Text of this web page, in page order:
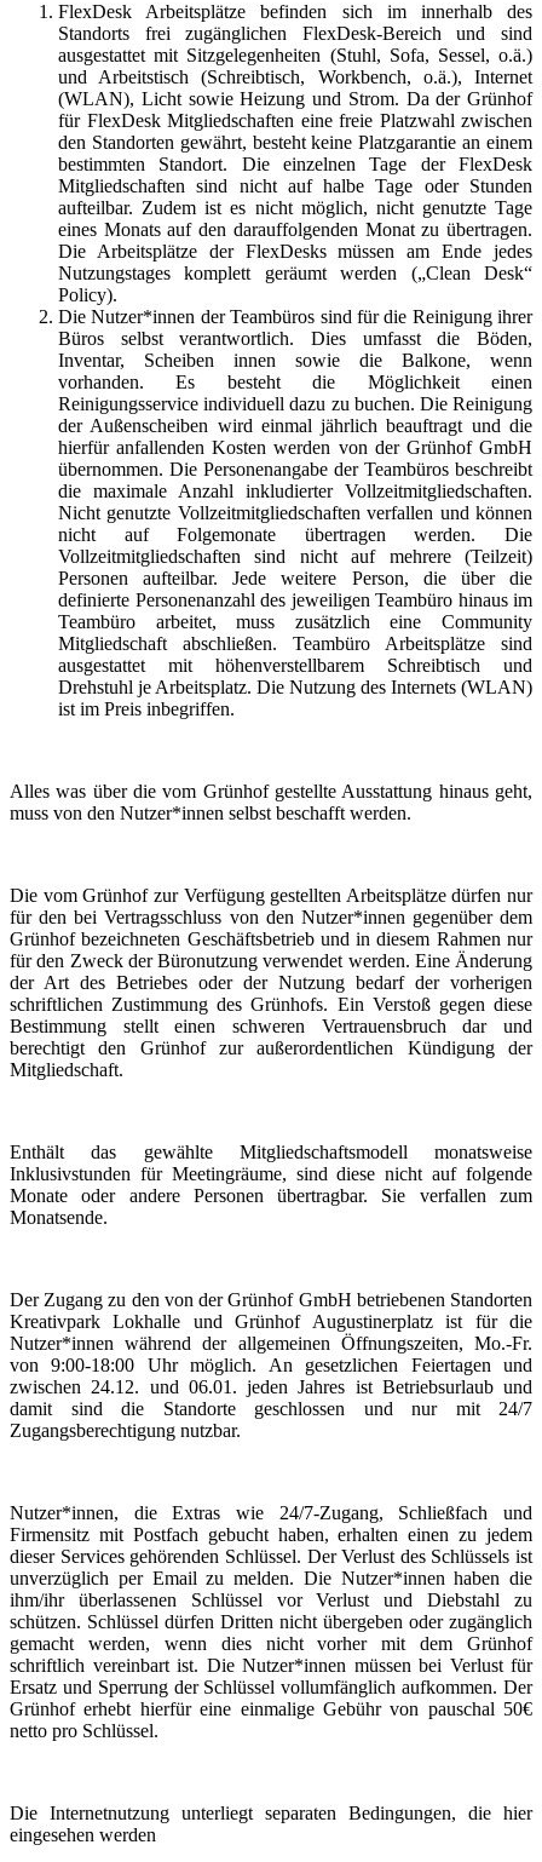
FlexDesk Arbeitsplätze befinden sich im innerhalb des
Standorts frei zugänglichen FlexDesk-Bereich und sind
ausgestattet mit Sitzgelegenheiten (Stuhl, Sofa, Sessel, o.ä.)
und Arbeitstisch (Schreibtisch, Workbench, o.ä.), Internet
(WLAN), Licht sowie Heizung und Strom. Da der Grünhof
für FlexDesk Mitgliedschaften eine freie Platzwahl zwischen
den Standorten gewährt, besteht keine Platzgarantie an einem
bestimmten Standort. Die einzelnen Tage der FlexDesk
Mitgliedschaften sind nicht auf halbe Tage oder Stunden
aufteilbar. Zudem ist es nicht möglich, nicht genutzte Tage
eines Monats auf den darauffolgenden Monat zu übertragen.
Die Arbeitsplätze der FlexDesks müssen am Ende jedes
Nutzungstages komplett geräumt werden („Clean Desk“
Policy).
Die Nutzer*innen der Teambüros sind für die Reinigung ihrer
Büros selbst verantwortlich. Dies umfasst die Böden,
Inventar, Scheiben innen sowie die Balkone, wenn
vorhanden. Es besteht die Möglichkeit einen
Reinigungsservice individuell dazu zu buchen. Die Reinigung
der Außenscheiben wird einmal jährlich beauftragt und die
hierfür anfallenden Kosten werden von der Grünhof GmbH
übernommen. Die Personenangabe der Teambüros beschreibt
die maximale Anzahl inkludierter Vollzeitmitgliedschaften.
Nicht genutzte Vollzeitmitgliedschaften verfallen und können
nicht auf Folgemonate übertragen werden. Die
Vollzeitmitgliedschaften sind nicht auf mehrere (Teilzeit)
Personen aufteilbar. Jede weitere Person, die über die
definierte Personenanzahl des jeweiligen Teambüro hinaus im
Teambüro arbeitet, muss zusätzlich eine Community
Mitgliedschaft abschließen. Teambüro Arbeitsplätze sind
ausgestattet mit höhenverstellbarem Schreibtisch und
Drehstuhl je Arbeitsplatz. Die Nutzung des Internets (WLAN)
ist im Preis inbegriffen.
Alles was über die vom Grünhof gestellte Ausstattung hinaus geht,
muss von den Nutzer*innen selbst beschafft werden.
Die vom Grünhof zur Verfügung gestellten Arbeitsplätze dürfen nur
für den bei Vertragsschluss von den Nutzer*innen gegenüber dem
Grünhof bezeichneten Geschäftsbetrieb und in diesem Rahmen nur
für den Zweck der Büronutzung verwendet werden. Eine Änderung
der Art des Betriebes oder der Nutzung bedarf der vorherigen
schriftlichen Zustimmung des Grünhofs. Ein Verstoß gegen diese
Bestimmung stellt einen schweren Vertrauensbruch dar und
berechtigt den Grünhof zur außerordentlichen Kündigung der
Mitgliedschaft.
Enthält das gewählte Mitgliedschaftsmodell monatsweise
Inklusivstunden für Meetingräume, sind diese nicht auf folgende
Monate oder andere Personen übertragbar. Sie verfallen zum
Monatsende.
Der Zugang zu den von der Grünhof GmbH betriebenen Standorten
Kreativpark Lokhalle und Grünhof Augustinerplatz ist für die
Nutzer*innen während der allgemeinen Öffnungszeiten, Mo.-Fr.
von 9:00-18:00 Uhr möglich. An gesetzlichen Feiertagen und
zwischen 24.12. und 06.01. jeden Jahres ist Betriebsurlaub und
damit sind die Standorte geschlossen und nur mit 24/7
Zugangsberechtigung nutzbar.
Nutzer*innen, die Extras wie 24/7-Zugang, Schließfach und
Firmensitz mit Postfach gebucht haben, erhalten einen zu jedem
dieser Services gehörenden Schlüssel. Der Verlust des Schlüssels ist
unverzüglich per Email zu melden. Die Nutzer*innen haben die
ihm/ihr überlassenen Schlüssel vor Verlust und Diebstahl zu
schützen. Schlüssel dürfen Dritten nicht übergeben oder zugänglich
gemacht werden, wenn dies nicht vorher mit dem Grünhof
schriftlich vereinbart ist. Die Nutzer*innen müssen bei Verlust für
Ersatz und Sperrung der Schlüssel vollumfänglich aufkommen. Der
Grünhof erhebt hierfür eine einmalige Gebühr von pauschal 50€
netto pro Schlüssel.
Die Internetnutzung unterliegt separaten Bedingungen, die hier
eingesehen werden